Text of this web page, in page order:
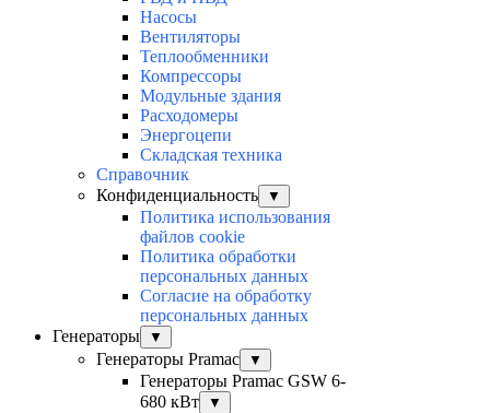
Насосы
Вентиляторы
Теплообменники
Компрессоры
Модульные здания
Расходомеры
Энергоцепи
Складская техника
Справочник
Конфиденциальность
▼
Политика использования
файлов cookie
Политика обработки
персональных данных
Согласие на обработку
персональных данных
Генераторы
▼
Генераторы Pramac ▼
Генераторы Pramac GSW 6-
680 кВт
▼